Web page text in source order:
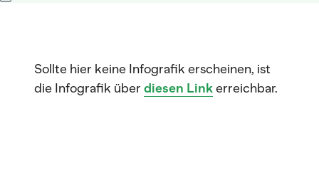
Sollte hier keine Infografik erscheinen, ist
die Infografik über diesen Linkerreichbar.